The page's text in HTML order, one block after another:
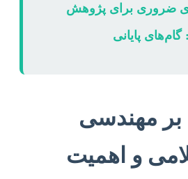
بر مهندسی
و اهمیت